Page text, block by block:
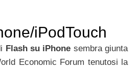
iPodTouch
Flash su iPhone sembra giunta
Economic Forum tenutosi la